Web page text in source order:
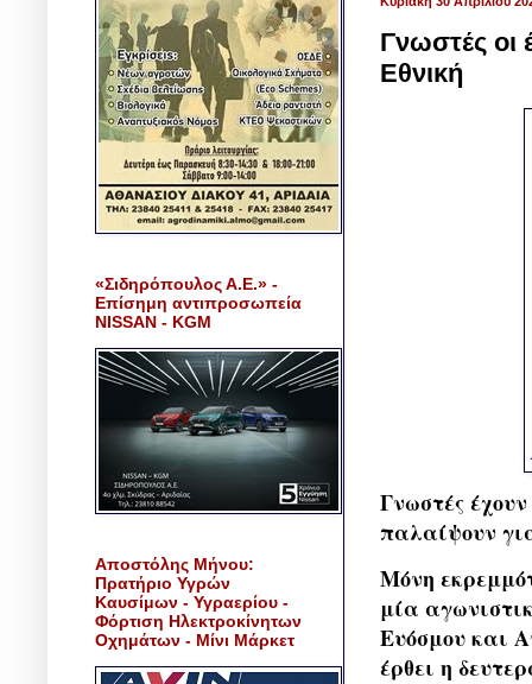
Γνωστές οι
Εθνική
Γνωστές
παλαίψουν
Μόνη
μία
Ευόσμου και
έρθει η
«Σιδηρόπουλος Α.Ε.» -
Επίσημη αντιπροσωπεία
NISSAN - KGM
Αποστόλης Μήνου:
Πρατήριο Υγρών
Καυσίμων - Υγραερίου -
Φόρτιση Ηλεκτροκίνητων
Οχημάτων - Μίνι Μάρκετ